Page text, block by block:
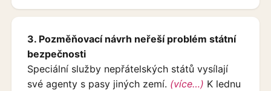
3. Pozměňovací návrh neřeší problém státní
bezpečnosti
Speciální služby nepřátelských států vysílají
své agenty s pasy jiných zemí. (více…) K lednu